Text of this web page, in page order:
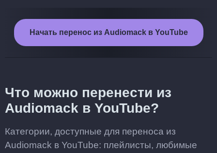
Начать перенос из Audiomack в YouTube
Что можно перенести из
Audiomack в YouTube?
Категории, доступные для переноса из
Audiomack в YouTube: плейлисты, любимые